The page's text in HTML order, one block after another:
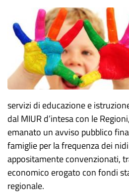
servizi di educazione e
dal MIUR d’intesa con le
emanato un avviso pubblico
famiglie per la frequenza dei
appositamente convenzionati,
economico erogato con fondi
regionale.